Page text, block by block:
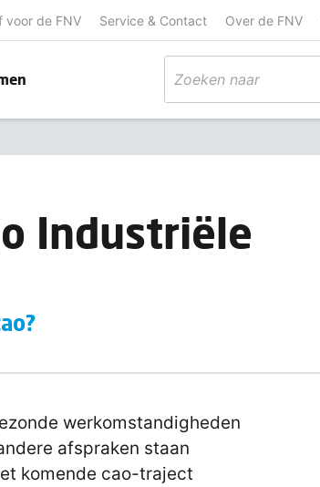
voor de FNV Service & Contact Over de FNV
Industriële
werkomstandigheden
afspraken staan
komende cao-traject